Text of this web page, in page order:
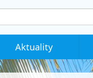
Aktuality